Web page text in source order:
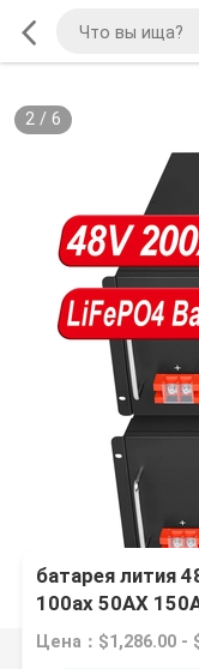
2/ 6
батарея лития
100ах 50АХ